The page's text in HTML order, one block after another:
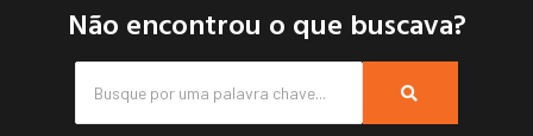
Não encontrou o que buscava?